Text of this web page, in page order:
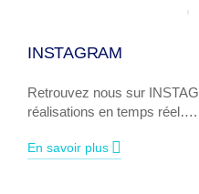
INSTAGRAM
Retrouvez nous sur
réalisations en temps
En savoir plus